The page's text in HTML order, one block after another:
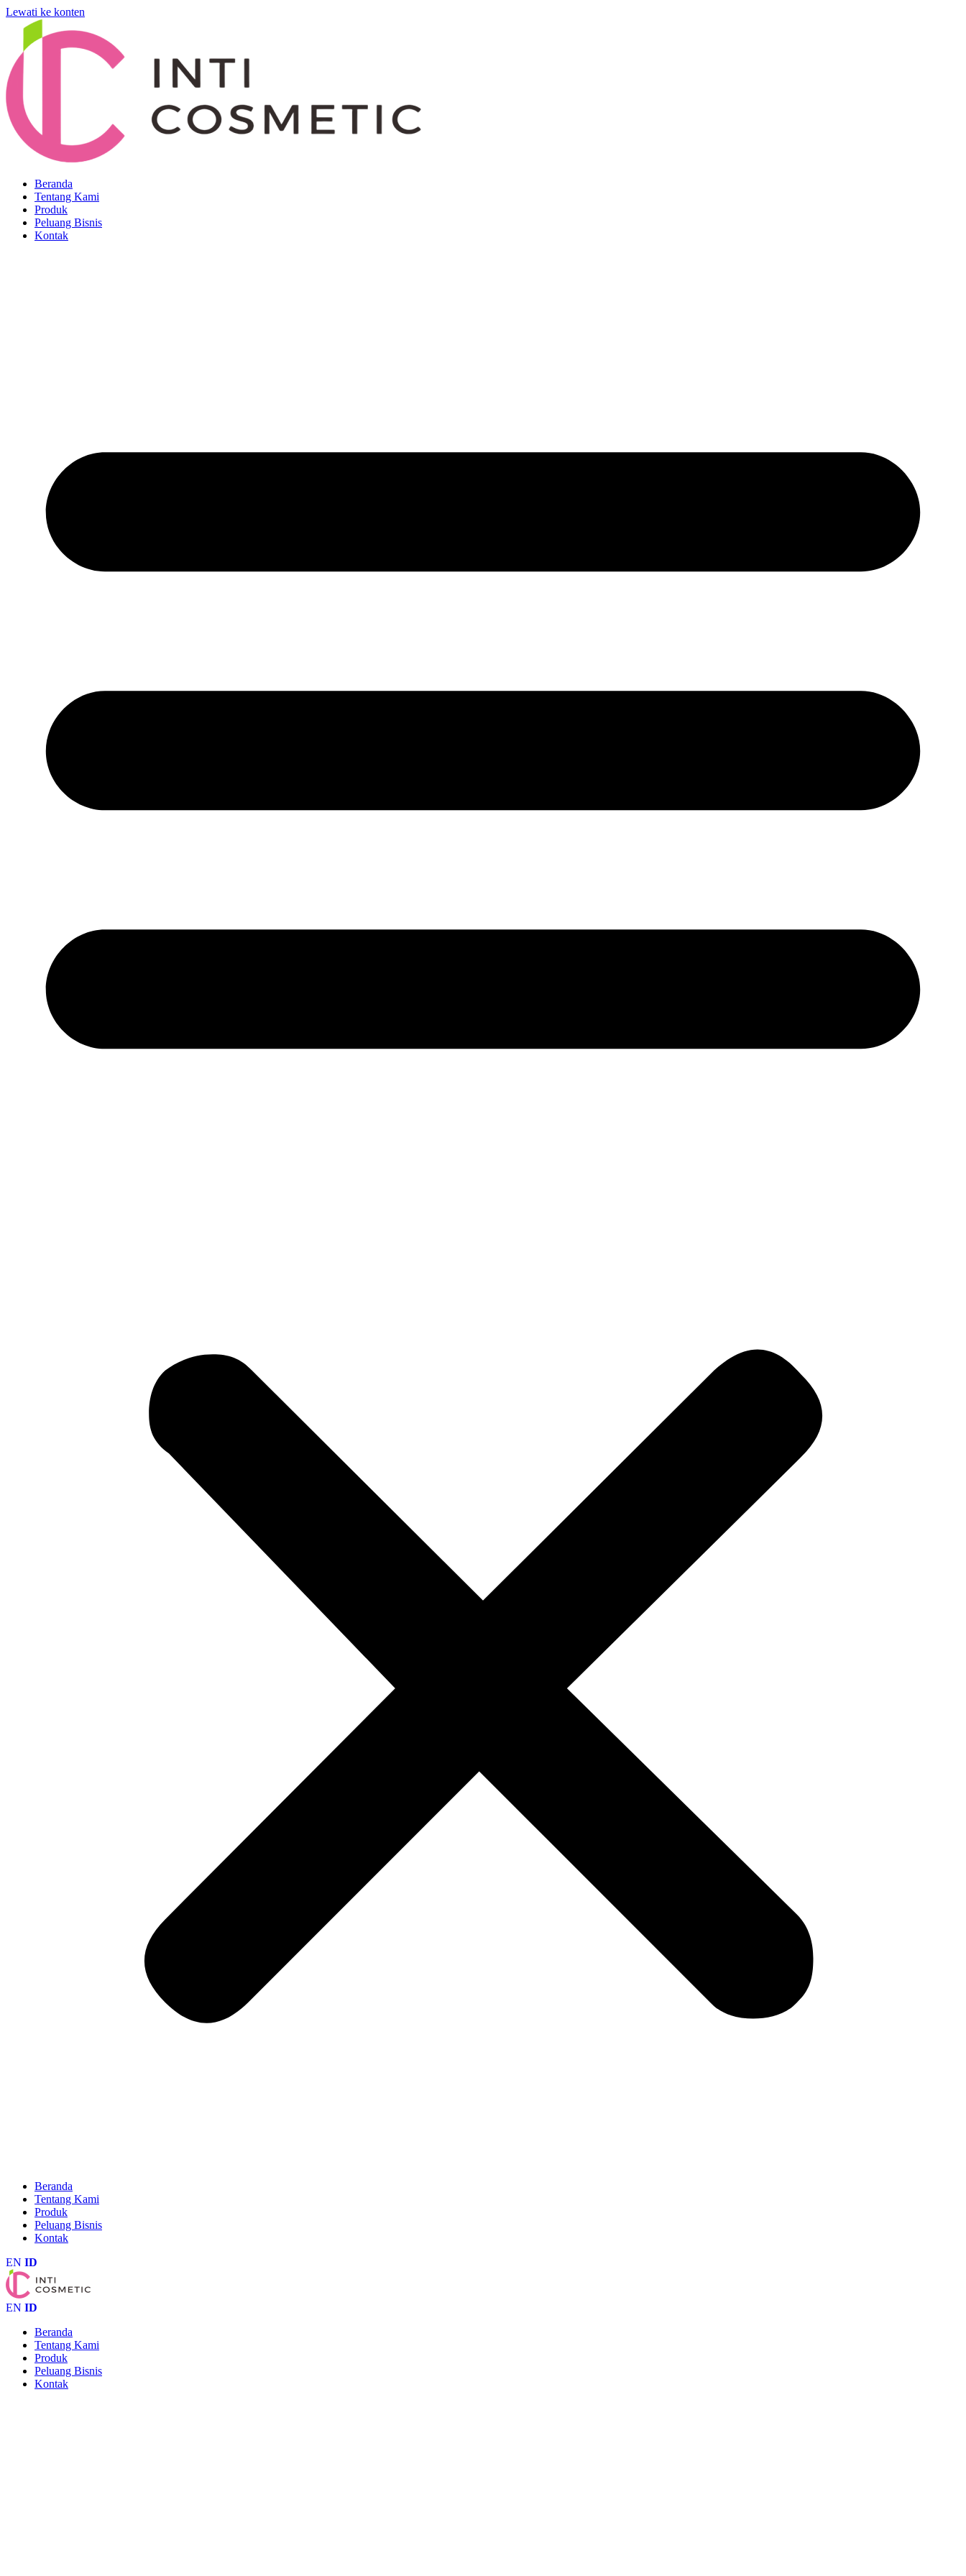
Lewati ke konten
Beranda
Tentang Kami
Produk
Peluang Bisnis
Kontak
Beranda
Tentang Kami
Produk
Peluang Bisnis
Kontak
EN ID
EN ID
Beranda
Tentang Kami
Produk
Peluang Bisnis
Kontak